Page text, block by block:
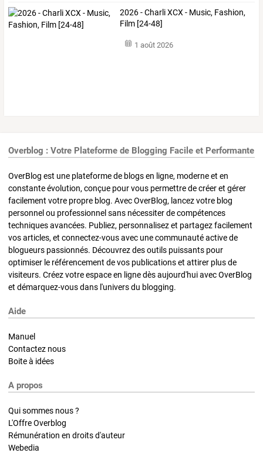
2026 - Charli XCX - Music, Fashion,
Film [24-48]
1 août 2026
Overblog : Votre Plateforme de Blogging Facile et Performante
OverBlog est une plateforme de blogs en ligne, moderne et en
constante évolution, conçue pour vous permettre de créer et gérer
facilement votre propre blog. Avec OverBlog, lancez votre blog
personnel ou professionnel sans nécessiter de compétences
techniques avancées. Publiez, personnalisez et partagez facilement
vos articles, et connectez-vous avec une communauté active de
blogueurs passionnés. Découvrez des outils puissants pour
optimiser le référencement de vos publications et attirer plus de
visiteurs. Créez votre espace en ligne dès aujourd'hui avec OverBlog
et démarquez-vous dans l'univers du blogging.
Aide
Manuel
Contactez nous
Boite à idées
A propos
Qui sommes nous ?
L'Offre Overblog
Rémunération en droits d'auteur
Webedia